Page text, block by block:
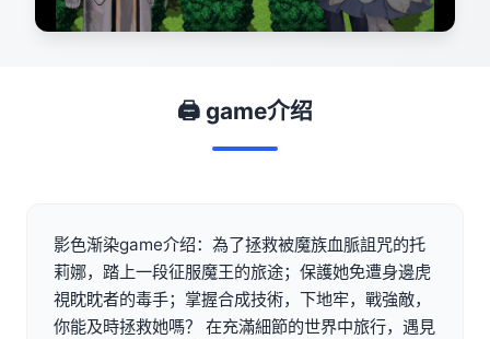
🖨️ game介绍
影色渐染game介绍：為了拯救被魔族血脈詛咒的托
莉娜，踏上一段征服魔王的旅途；保護她免遭身邊虎
視眈眈者的毒手；掌握合成技術，下地牢，戰強敵，
你能及時拯救她嗎？ 在充滿細節的世界中旅行，遇見